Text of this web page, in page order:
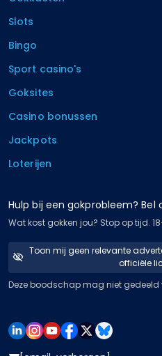
Slots
Bingo
Sport casino's
Goksites
Casino bonussen
Jackpots
Loterijen
Hulp bij een gokprobleem?
Wat kost gokken jou? Stop op tijd.
Toon mij geen relevante
officiële
Deze boodschap mag niet